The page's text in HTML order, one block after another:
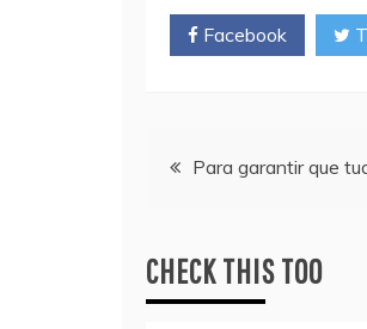
Facebook
Navegação
artigos
Para garantir que
CHECK THIS TOO